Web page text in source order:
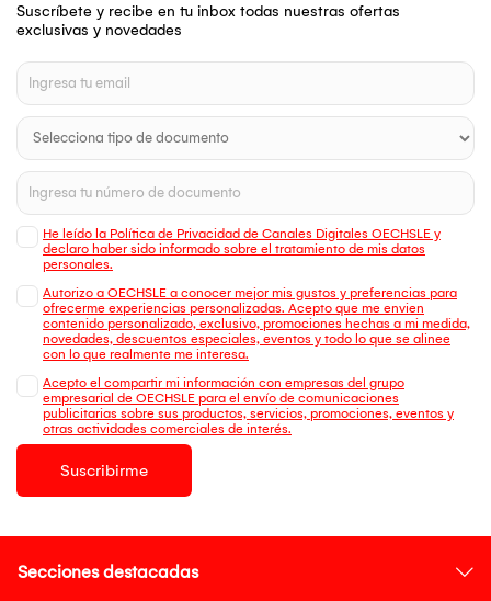
Suscríbete y recibe en tu inbox todas nuestras ofertas
exclusivas y novedades
He leído la Política de Privacidad de Canales Digitales OECHSLE y
declaro haber sido informado sobre el tratamiento de mis datos
personales.
Autorizo a OECHSLE a conocer mejor mis gustos y preferencias para
ofrecerme experiencias personalizadas. Acepto que me envien
contenido personalizado, exclusivo, promociones hechas a mi medida,
novedades, descuentos especiales, eventos y todo lo que se alinee
con lo que realmente me interesa.
Acepto el compartir mi información con empresas del grupo
empresarial de OECHSLE para el envío de comunicaciones
publicitarias sobre sus productos, servicios, promociones, eventos y
otras actividades comerciales de interés.
Suscribirme
Secciones destacadas